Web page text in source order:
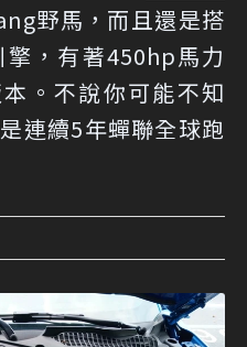
野馬，而且還是搭
，有著450hp馬力
。不說你可能不知
連續5年蟬聯全球跑